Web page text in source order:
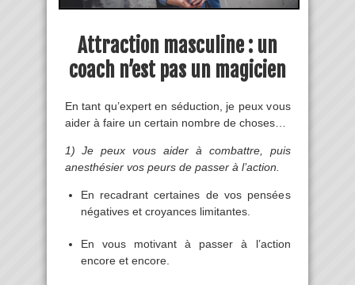
Attraction masculine : un
coach n’est pas un magicien
En tant qu’expert en séduction, je peux vous
aider à faire un certain nombre de choses…
1) Je peux vous aider à combattre, puis
anesthésier vos peurs de passer à l’action.
En recadrant certaines de vos pensées
négatives et croyances limitantes.
En vous motivant à passer à l’action
encore et encore.